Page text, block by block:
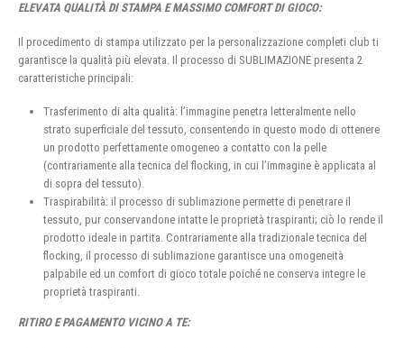
ELEVATA QUALITÀ DI STAMPA E MASSIMO COMFORT DI GIOCO:
Il procedimento di stampa utilizzato per la personalizzazione completi club ti
garantisce la qualità più elevata. Il processo di SUBLIMAZIONE presenta 2
caratteristiche principali:
Trasferimento di alta qualità: l’immagine penetra letteralmente nello
strato superficiale del tessuto, consentendo in questo modo di ottenere
un prodotto perfettamente omogeneo a contatto con la pelle
(contrariamente alla tecnica del flocking, in cui l’immagine è applicata al
di sopra del tessuto).
Traspirabilità: il processo di sublimazione permette di penetrare il
tessuto, pur conservandone intatte le proprietà traspiranti; ciò lo rende il
prodotto ideale in partita. Contrariamente alla tradizionale tecnica del
flocking, il processo di sublimazione garantisce una omogeneità
palpabile ed un comfort di gioco totale poiché ne conserva integre le
proprietà traspiranti.
RITIRO E PAGAMENTO VICINO A TE: